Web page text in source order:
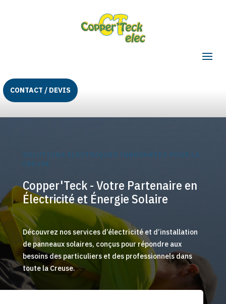
CONTACT / DEVIS
SOLUTIONS ÉLECTRIQUES INNOVANTES POUR LA
CREUSE
Copper'Teck - Votre Partenaire en
Électricité et Énergie Solaire
Découvrez nos services d’électricité et d’installation
de panneaux solaires, conçus pour répondre aux
besoins des particuliers et des professionnels dans
toute la Creuse.